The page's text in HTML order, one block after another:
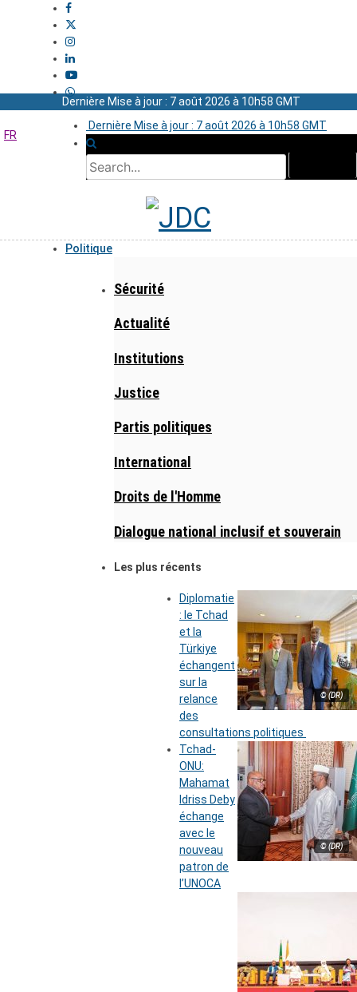
Dernière Mise à jour : 7 août 2026 à 10h58 GMT
Dernière Mise à jour : 7 août 2026 à 10h58 GMT
FR
Politique
Sécurité
Actualité
Institutions
Justice
Partis politiques
International
Droits de l'Homme
Dialogue national inclusif et souverain
Les plus récents
© (DR)
Diplomatie
: le Tchad
et la
Türkiye
échangent
sur la
relance
des
consultations politiques
© (DR)
Tchad-
ONU:
Mahamat
Idriss Deby
échange
avec le
nouveau
patron de
l’UNOCA